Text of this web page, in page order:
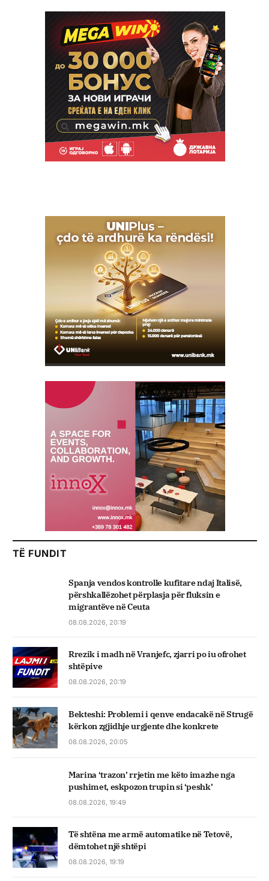
TË FUNDIT
Spanja vendos kontrolle kufitare ndaj Italisë,
përshkallëzohet përplasja për fluksin e
migrantëve në Ceuta
08.08.2026, 20:19
Rrezik i madh në Vranjefc, zjarri po iu ofrohet
shtëpive
08.08.2026, 20:19
Bekteshi: Problemi i qenve endacakë në Strugë
kërkon zgjidhje urgjente dhe konkrete
08.08.2026, 20:05
Marina ‘trazon’ rrjetin me këto imazhe nga
pushimet, eskpozon trupin si ‘peshk’
08.08.2026, 19:49
Të shtëna me armë automatike në Tetovë,
dëmtohet një shtëpi
08.08.2026, 19:19